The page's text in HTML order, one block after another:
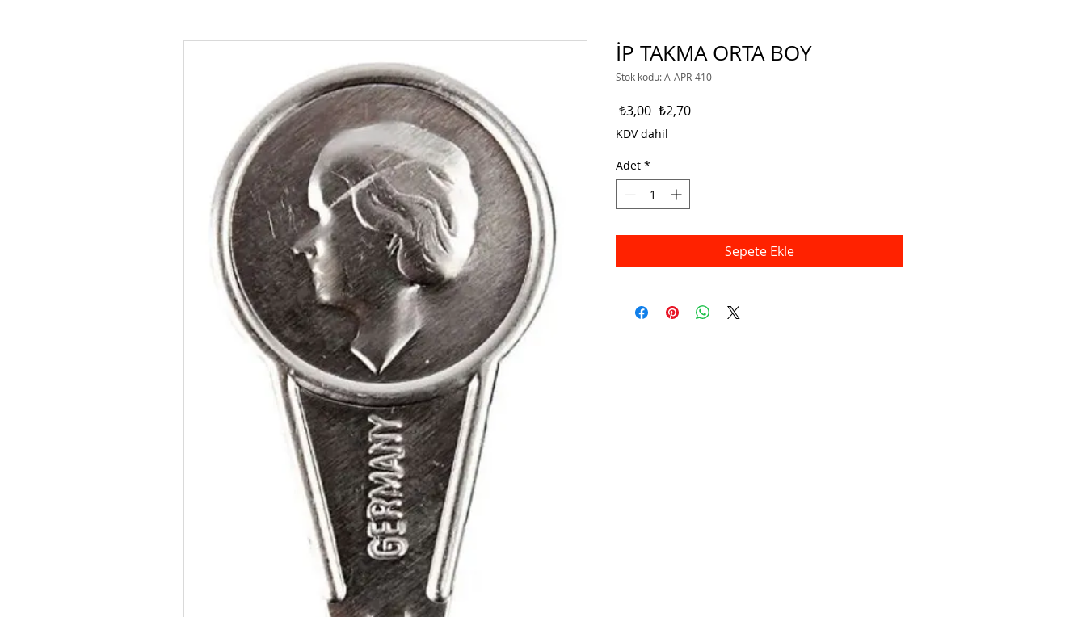
İP TAKMA ORTA BOY
Stok kodu: A-APR-410
₺3,00 Normal
Fiyat
₺2,70İndirimli
KDV dahil
Adet *
Sepete Ekle